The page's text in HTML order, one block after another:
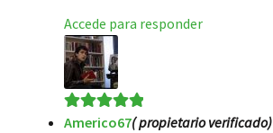
Accede para responder
Valorado en5
Americo67( propietario verificado)